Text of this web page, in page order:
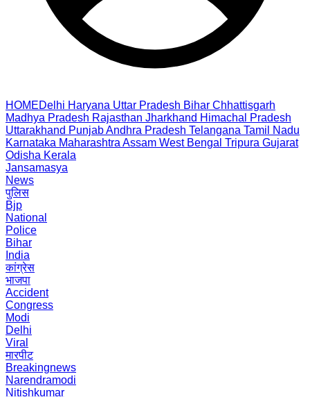
HOMEDelhi Haryana Uttar Pradesh Bihar Chhattisgarh
Madhya Pradesh Rajasthan Jharkhand Himachal Pradesh
Uttarakhand PunjabAndhra Pradesh Telangana Tamil Nadu
Karnataka Maharashtra Assam West Bengal Tripura Gujarat
Odisha Kerala
Jansamasya
News
पुलिस
Bjp
National
Police
Bihar
India
कांग्रेस
भाजपा
Accident
Congress
Modi
Delhi
Viral
मारपीट
Breakingnews
Narendramodi
Nitishkumar